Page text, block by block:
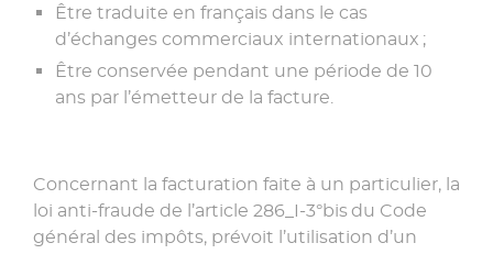
Être traduite en français dans le cas
d’échanges commerciaux internationaux ;
Être conservée pendant une période de 10
ans par l’émetteur de la facture.
Concernant la facturation faite à un particulier, la
loi anti-fraude de l’article 286_I-3°bis du Code
général des impôts, prévoit l’utilisation d’un